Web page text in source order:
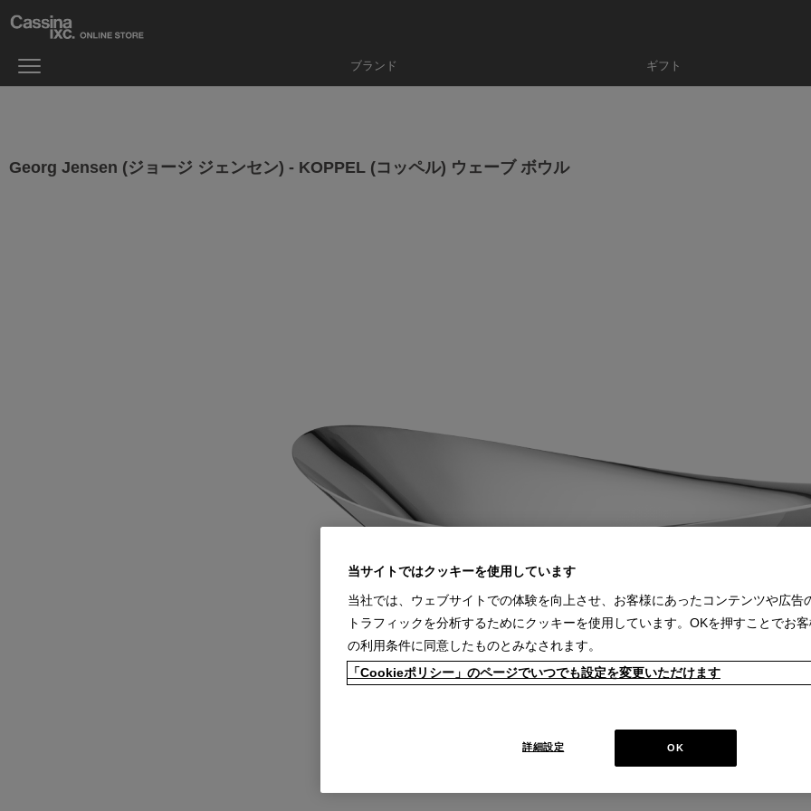
ブランド ギフト
Georg Jensen (ジョージ ジェンセン) - KOPPEL (コッペル) ウェーブ ボウル
当サイトではクッキーを使用しています
当社では、ウェブサイトでの体験を向上させ、お客様にあったコンテンツや広告
トラフィックを分析するためにクッキーを使用しています。OKを押すことでお
の利用条件に同意したものとみなされます。
「Cookieポリシー」のページでいつでも設定を変更いただけます
OK
詳細設定